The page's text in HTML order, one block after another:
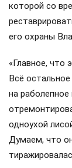
которой со
его охраны
«Главное, что
Всё
на
одноухой
Думаем, что